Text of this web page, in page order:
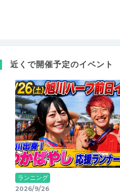
近くで開催予定のイベント
ランニング
2026/9/26